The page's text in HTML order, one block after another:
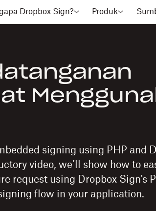
Dropbox Sign? Produk
signing using PHP and
video, we’ll show how to
request using Dropbox Sign's
flow in your application.